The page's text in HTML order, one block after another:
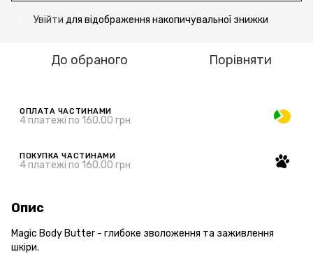
Увійти для відображення накопичувальної знижки
До обраного Порівняти
ОПЛАТА ЧАСТИНАМИ
4 платежі по 160.00 грн
ПОКУПКА ЧАСТИНАМИ
4 платежі по 160.00 грн
Опис
Magic Body Butter - глибоке зволоження та заживлення
шкіри.